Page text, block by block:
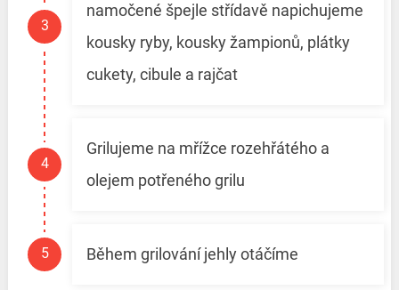
namočené špejle střídavě napichujeme
kousky ryby, kousky žampionů, plátky
cukety, cibule a rajčat
Grilujeme na mřížce rozehřátého a
olejem potřeného grilu
Během grilování jehly otáčíme